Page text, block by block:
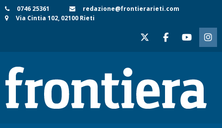
Skip
to
0746 25361
redazione@frontierarieti.com
Via Cintia 102, 02100 Rieti